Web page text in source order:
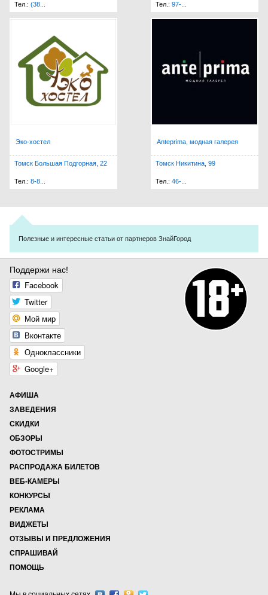
Тел.: (38... Тел.: 97-...
Эко-хостел
Томск Большая Подгорная, 22
Тел.: 8-8...
Anteprima, модная галерея
Томск Никитина, 99
Тел.: 46-...
Полезные и интересные статьи от партнеров ЗнайГород
Поддержи нас!
Facebook
Twitter
Мой мир
Вконтакте
Одноклассники
Google+
АФИША
ЗАВЕДЕНИЯ
СКИДКИ
ОБЗОРЫ
ФОТОСТРИМЫ
РАСПРОДАЖА БИЛЕТОВ
ВЕБ-КАМЕРЫ
КОНКУРСЫ
РЕКЛАМА
ВИДЖЕТЫ
ОТЗЫВЫ И ПРЕДЛОЖЕНИЯ
СПРАШИВАЙ
ПОМОЩЬ